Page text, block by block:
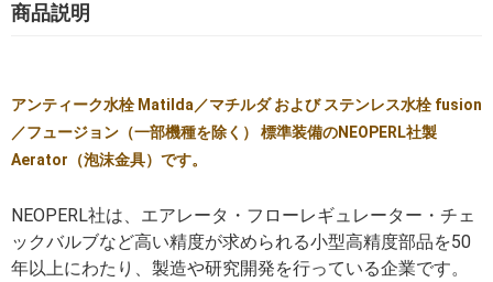
商品説明
アンティーク水栓 Matilda／マチルダ および ステンレス水栓 fusion
／フュージョン（一部機種を除く） 標準装備のNEOPERL社製
Aerator（泡沫金具）です。
NEOPERL社は、エアレータ・フローレギュレーター・チェ
ックバルブなど高い精度が求められる小型高精度部品を50
年以上にわたり、製造や研究開発を行っている企業です。